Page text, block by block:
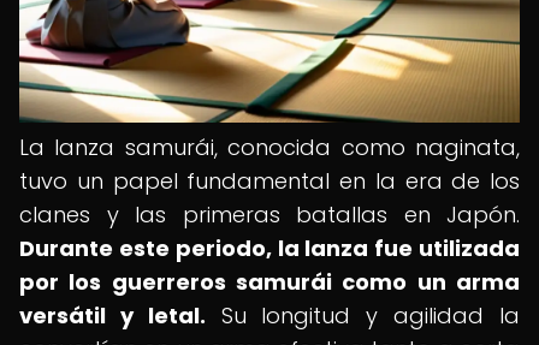
La lanza samurái, conocida como naginata,
tuvo un papel fundamental en la era de los
clanes y las primeras batallas en Japón.
Durante este periodo, la lanza fue utilizada
por los guerreros samurái como un arma
versátil y letal. Su longitud y agilidad la